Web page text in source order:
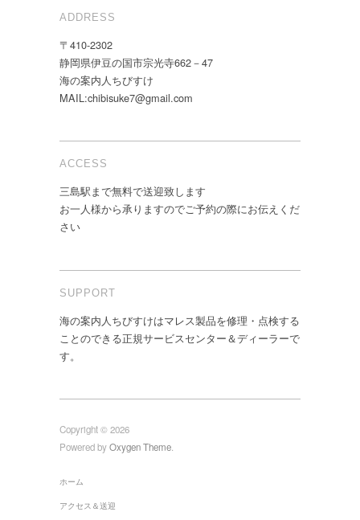
ADDRESS
〒410-2302
静岡県伊豆の国市宗光寺662－47
海の案内人ちびすけ
MAIL:chibisuke7@gmail.com
ACCESS
三島駅まで無料で送迎致します
お一人様から承りますのでご予約の際にお伝えくだ
さい
SUPPORT
海の案内人ちびすけはマレス製品を修理・点検する
ことのできる正規サービスセンター＆ディーラーで
す。
Copyright © 2026
Powered byOxygen Theme
ホーム
アクセス＆送迎